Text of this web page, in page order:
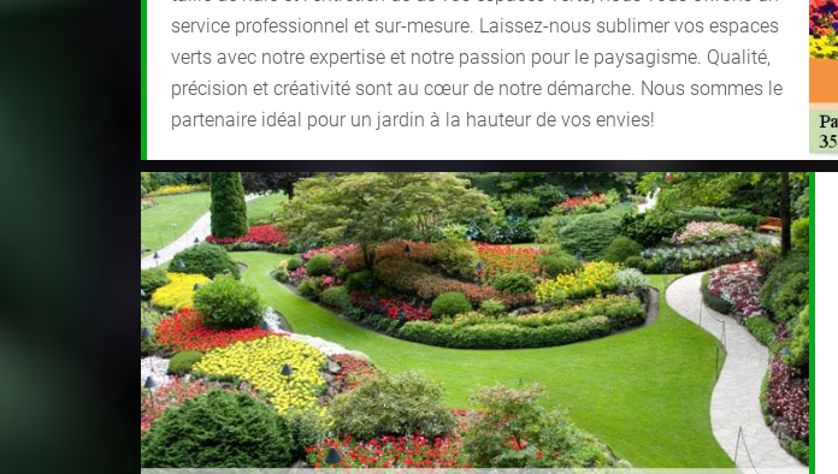
service professionnel et sur-mesure. Laissez-nous sublimer vos espaces
verts avec notre expertise et notre passion pour le paysagisme. Qualité,
précision et créativité sont au cœur de notre démarche. Nous sommes le
partenaire idéal pour un jardin à la hauteur de vos envies!